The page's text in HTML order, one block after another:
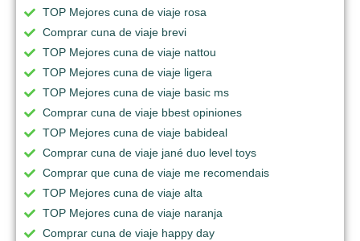
TOP Mejores cuna de viaje rosa
Comprar cuna de viaje brevi
TOP Mejores cuna de viaje nattou
TOP Mejores cuna de viaje ligera
TOP Mejores cuna de viaje basic ms
Comprar cuna de viaje bbest opiniones
TOP Mejores cuna de viaje babideal
Comprar cuna de viaje jané duo level toys
Comprar que cuna de viaje me recomendais
TOP Mejores cuna de viaje alta
TOP Mejores cuna de viaje naranja
Comprar cuna de viaje happy day